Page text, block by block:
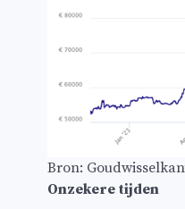
Bron:
Onzekere tijden